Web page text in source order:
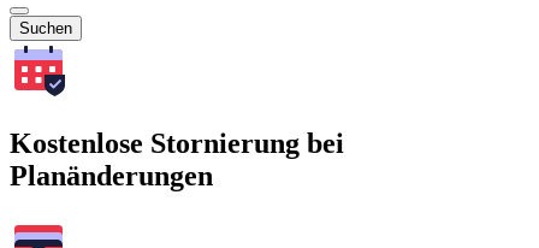
Suchen
Kostenlose Stornierung bei
Planänderungen